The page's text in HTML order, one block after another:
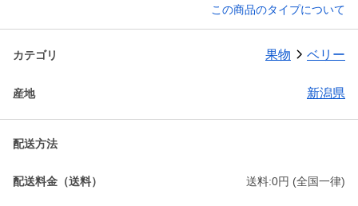
この商品のタイプについて
カテゴリ 果物 ベリー
産地 新潟県
配送方法
配送料金（送料） 送料:0円 (全国一律)